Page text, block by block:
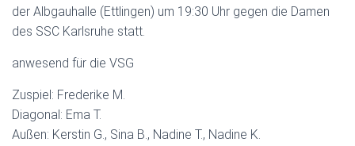
der Albgauhalle (Ettlingen) um 19:30 Uhr gegen die Damen
des SSC Karlsruhe statt.
anwesend für die VSG
Zuspiel: Frederike M.
Diagonal: Ema T.
Außen: Kerstin G., Sina B., Nadine T., Nadine K.